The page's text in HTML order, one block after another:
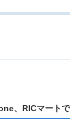
、RICマート